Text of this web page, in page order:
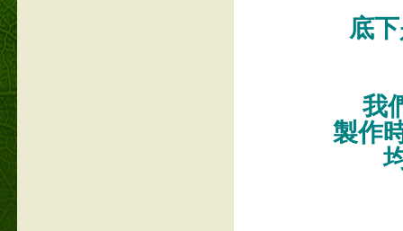
底
我
製作